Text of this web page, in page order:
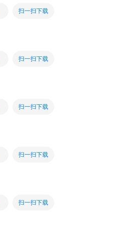
扫一扫下载
扫一扫下载
扫一扫下载
扫一扫下载
扫一扫下载